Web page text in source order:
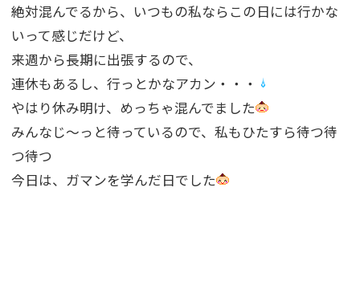
絶対混んでるから、いつもの私ならこの日には行かな
いって感じだけど、
来週から長期に出張するので、
連休もあるし、行っとかなアカン・・・
やはり休み明け、めっちゃ混んでました
みんなじ〜っと待っているので、私もひたすら待つ待
つ待つ
今日は、ガマンを学んだ日でした